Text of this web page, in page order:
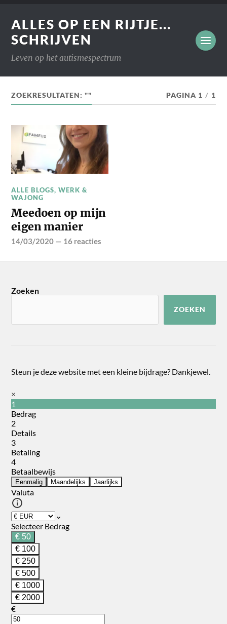
ALLES OP EEN RIJTJE...
SCHRIJVEN
Leven op het autismespectrum
ZOEKRESULTATEN: "" PAGINA 1 / 1
ALLE BLOGS,WERK &
WAJONG
Meedoen op mijn
eigen manier
14/03/2020 — 16 reacties
Zoeken
ZOEKEN
Steun je deze website met een kleine bijdrage? Dankjewel.